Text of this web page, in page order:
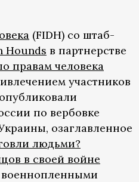
(FIDH) со штаб-
Hounds в партнерстве
правам человека
участников
по вербовке
озаглавленное
людьми?
в своей войне
военнопленными